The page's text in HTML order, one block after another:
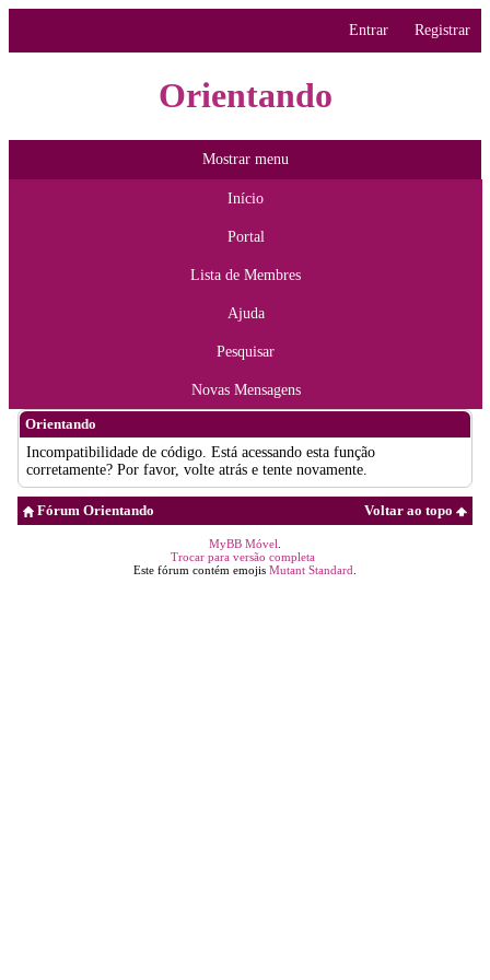
Entrar Registrar
Orientando
Mostrar menu
Início
Portal
Lista de Membres
Ajuda
Pesquisar
Novas Mensagens
Orientando
Incompatibilidade de código. Está acessando esta função
corretamente? Por favor, volte atrás e tente novamente.
Voltar ao topo
Fórum Orientando
MyBB Móvel
Trocar para versão completa
Este fórum contém emojis Mutant Standard